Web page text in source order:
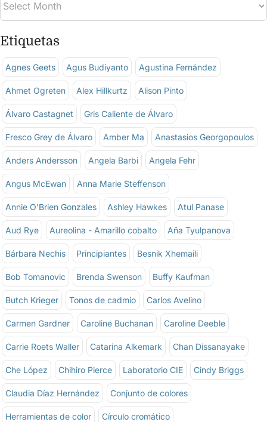
Etiquetas
Agnes Geets Agus Budiyanto Agustina Fernández
Ahmet Ogreten Alex Hillkurtz Alison Pinto
Álvaro Castagnet Gris Caliente de Álvaro
Fresco Grey de Álvaro Amber Ma Anastasios Georgopoulos
Anders Andersson Angela Barbi Angela Fehr
Angus McEwan Anna Marie Steffenson
Annie O'Brien Gonzales Ashley Hawkes Atul Panase
Aud Rye Aureolina - Amarillo cobalto Aña Tyulpanova
Bárbara Nechis Principiantes Besnik Xhemaili
Bob Tomanovic Brenda Swenson Buffy Kaufman
Butch Krieger Tonos de cadmio Carlos Avelino
Carmen Gardner Caroline Buchanan Caroline Deeble
Carrie Roets Waller Catarina Alkemark Chan Dissanayake
Che López Chihiro Pierce Laboratorio CIE Cindy Briggs
Claudia Díaz Hernández Conjunto de colores
Herramientas de color Círculo cromático